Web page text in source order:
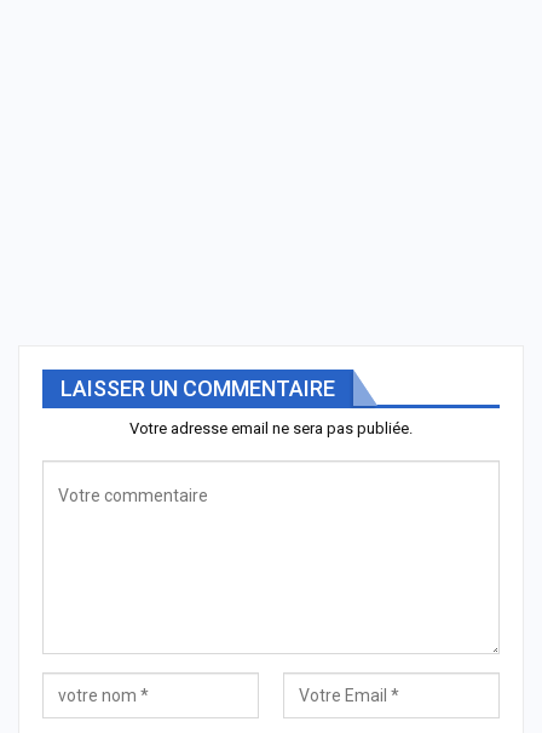
LAISSER UN COMMENTAIRE
Votre adresse email ne sera pas publiée.